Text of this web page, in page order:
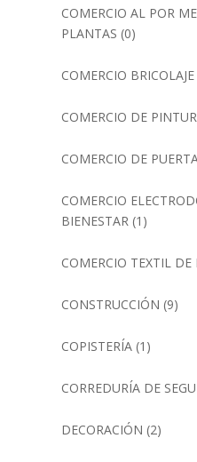
COMERCIO AL POR
PLANTAS (0)
COMERCIO BRICOLAJE
COMERCIO DE
COMERCIO DE
COMERCIO
BIENESTAR(1)
COMERCIO TEXTIL DE
CONSTRUCCIÓN (9)
COPISTERÍA(1)
CORREDURÍA DE
DECORACIÓN (2)